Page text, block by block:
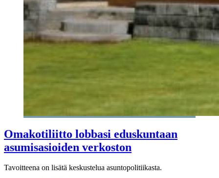
Omakotiliitto lobbasi eduskuntaan
asumisasioiden verkoston
Tavoitteena on lisätä keskustelua asuntopolitiikasta.